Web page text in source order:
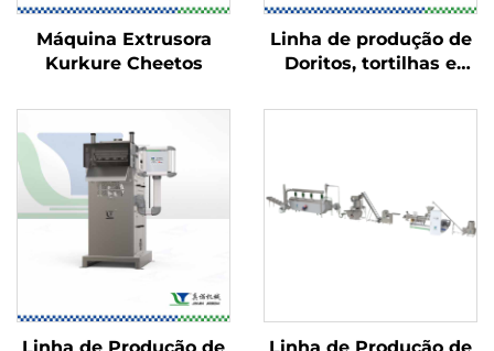
Máquina Extrusora
Kurkure Cheetos
Linha de produção de
Doritos, tortilhas e
Linha de Produção de
Linha de Produção de